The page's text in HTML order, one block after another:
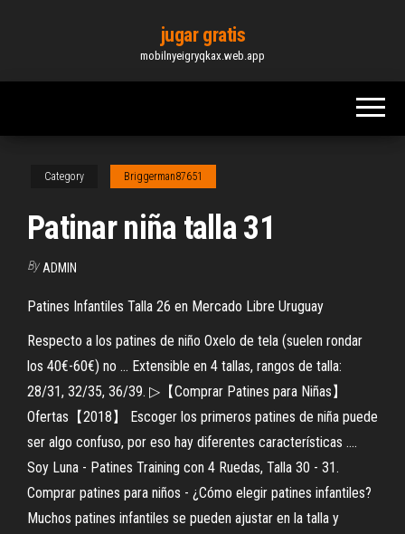
content
jugar gratis
mobilnyeigryqkax.web.app
Category Briggerman87651
Patinar niña talla 31
By ADMIN
Patines Infantiles Talla 26 en Mercado Libre Uruguay
Respecto a los patines de niño Oxelo de tela (suelen rondar
los 40€-60€) no ... Extensible en 4 tallas, rangos de talla:
28/31, 32/35, 36/39. ▷【Comprar Patines para Niñas】
Ofertas【2018】 Escoger los primeros patines de niña puede
ser algo confuso, por eso hay diferentes características ....
Soy Luna - Patines Training con 4 Ruedas, Talla 30 - 31.
Comprar patines para niños - ¿Cómo elegir patines infantiles?
Muchos patines infantiles se pueden ajustar en la talla y